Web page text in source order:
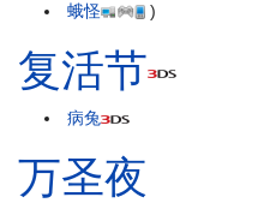
蛾怪
)
复活节
病兔
万圣夜